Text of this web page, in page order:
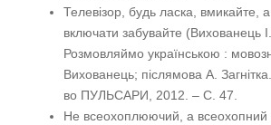
Телевізор, будь ласка, вмикайте,
включати забувайте (Вихованець
Розмовляймо українською :
Вихованець; післямова А.
во ПУЛЬСАРИ, 2012. – С. 47.
Не всеохоплюючий, а всеохопний